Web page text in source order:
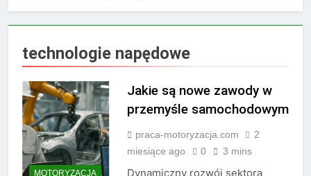
technologie napędowe
MOTORYZACJA
Jakie są nowe zawody w
przemyśle samochodowym
praca-motoryzacja.com
2
miesiące ago
0 3 mins
Dynamiczny rozwój sektora